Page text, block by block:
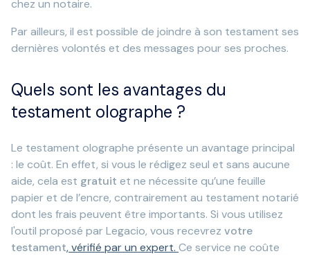
chez un notaire.
Par ailleurs, il est possible de joindre à son testament ses
dernières volontés et des messages pour ses proches.
Quels sont les avantages du
testament olographe ?
Le testament olographe présente un avantage principal
: le coût. En effet, si vous le rédigez seul et sans aucune
aide, cela est gratuit et ne nécessite qu’une feuille
papier et de l’encre, contrairement au testament notarié
dont les frais peuvent être importants. Si vous utilisez
l'outil proposé par Legacio, vous recevrez votre
testament, vérifié par un expert. Ce service ne coûte